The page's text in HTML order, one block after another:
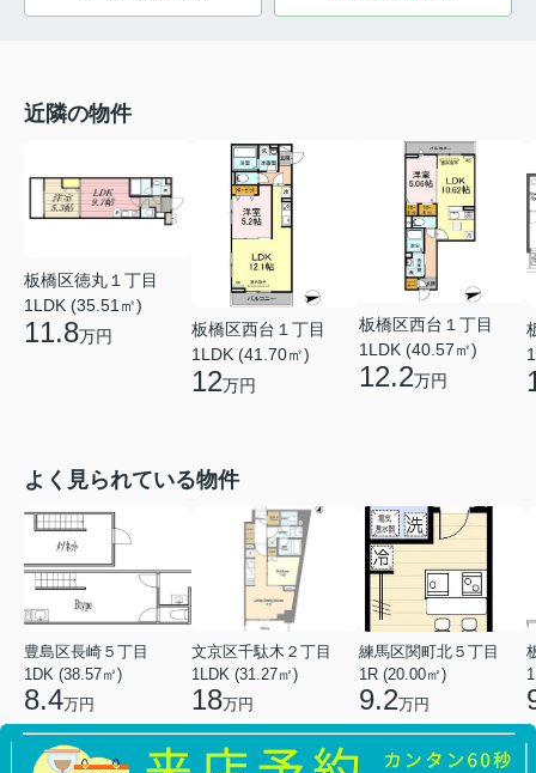
近隣の物件
板橋区徳丸１丁目
1LDK (35.51㎡)
11.8万円
板橋区西台１丁目
1LDK (41.70㎡)
12万円
板橋区西台１丁目
1LDK (40.57㎡)
12.2万円
よく見られている物件
豊島区長崎５丁目
1DK (38.57㎡)
8.4万円
文京区千駄木２丁目
1LDK (31.27㎡)
18万円
練馬区関町北５丁目
1R (20.00㎡)
9.2万円